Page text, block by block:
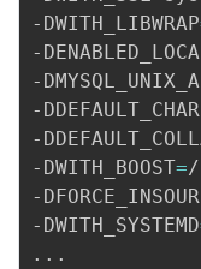
-DWITH_LIBWRAP
-
-
-
-
-DWITH_BOOST=
-
-DWITH_SYSTEMD
..